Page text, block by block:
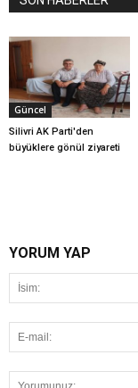
Güncel
Silivri AK Parti'den
büyüklere gönül ziyareti
YORUM YAP